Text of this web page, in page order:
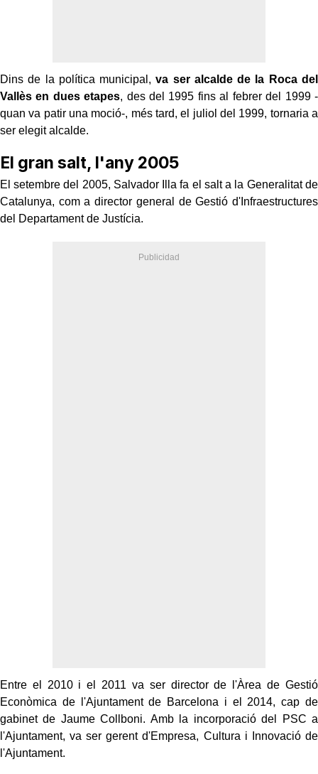
Dins de la política municipal,va ser alcalde de la Roca del
Vallès en dues etapes, des del 1995 fins al febrer del 1999 -
quan va patir una moció-, més tard, el juliol del 1999, tornaria a
ser elegit alcalde.
El gran salt, l'any 2005
El setembre del 2005, Salvador Illa fa el salt a la Generalitat de
Catalunya, com a director general de Gestió d'Infraestructures
del Departament de Justícia.
Entre el 2010 i el 2011 va ser director de l'Àrea de Gestió
Econòmica de l'Ajuntament de Barcelona i el 2014, cap de
gabinet de Jaume Collboni. Amb la incorporació del PSC a
l'Ajuntament, va ser gerent d'Empresa, Cultura i Innovació de
l'Ajuntament.